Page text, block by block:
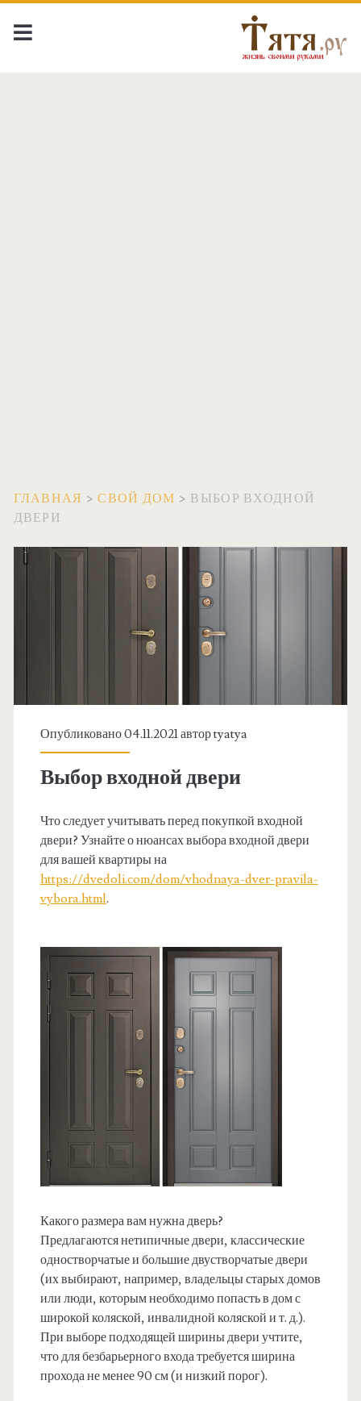
ГЛАВНАЯ >СВОЙ ДОМ > ВЫБОР ВХОДНОЙ
ДВЕРИ
Опубликовано 04.11.2021 авторtyatya
Выбор входной двери
Что следует учитывать перед покупкой входной
двери? Узнайте о нюансах выбора входной двери
для вашей квартиры на
https://dvedoli.com/dom/vhodnaya-dver-pravila-
vybora.html.
Какого размера вам нужна дверь?
Предлагаются нетипичные двери, классические
одностворчатые и большие двустворчатые двери
(их выбирают, например, владельцы старых домов
или люди, которым необходимо попасть в дом с
широкой коляской, инвалидной коляской и т. д.).
При выборе подходящей ширины двери учтите,
что для безбарьерного входа требуется ширина
прохода не менее 90 см (и низкий порог).